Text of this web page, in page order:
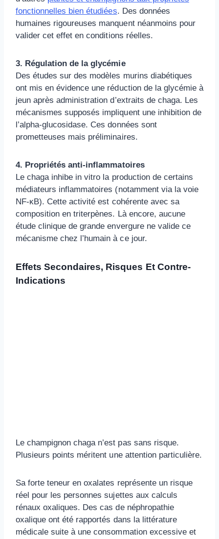
fonctionnelles bien étudiées. Des données
humaines rigoureuses manquent néanmoins pour
valider cet effet en conditions réelles.
3. Régulation de la glycémie
Des études sur des modèles murins diabétiques
ont mis en évidence une réduction de la glycémie à
jeun après administration d’extraits de chaga. Les
mécanismes supposés impliquent une inhibition de
l’alpha-glucosidase. Ces données sont
prometteuses mais préliminaires.
4. Propriétés anti-inflammatoires
Le chaga inhibe in vitro la production de certains
médiateurs inflammatoires (notamment via la voie
NF-κB). Cette activité est cohérente avec sa
composition en triterpènes. Là encore, aucune
étude clinique de grande envergure ne valide ce
mécanisme chez l’humain à ce jour.
Effets Secondaires, Risques Et Contre-
Indications
Le champignon chaga n’est pas sans risque.
Plusieurs points méritent une attention particulière.
Sa forte teneur en oxalates représente un risque
réel pour les personnes sujettes aux calculs
rénaux oxaliques. Des cas de néphropathie
oxalique ont été rapportés dans la littérature
médicale suite à une consommation excessive et